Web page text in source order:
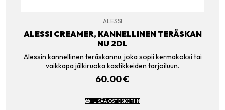
ALESSI
ALESSI CREAMER, KANNELLINEN TERÄSKAN
NU 2DL
Alessin kannellinen teräskannu, joka sopii kermakoksi tai
vaikkapa jälkiruoka kastikkeiden tarjoiluun.
60.00€
LISÄÄ OSTOSKORIIN